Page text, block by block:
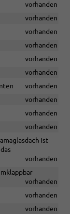
vorhanden
vorhanden
vorhanden
vorhanden
vorhanden
vorhanden
vorhanden
vorhanden
vorhanden
vorhanden
ist
vorhanden
vorhanden
vorhanden
vorhanden